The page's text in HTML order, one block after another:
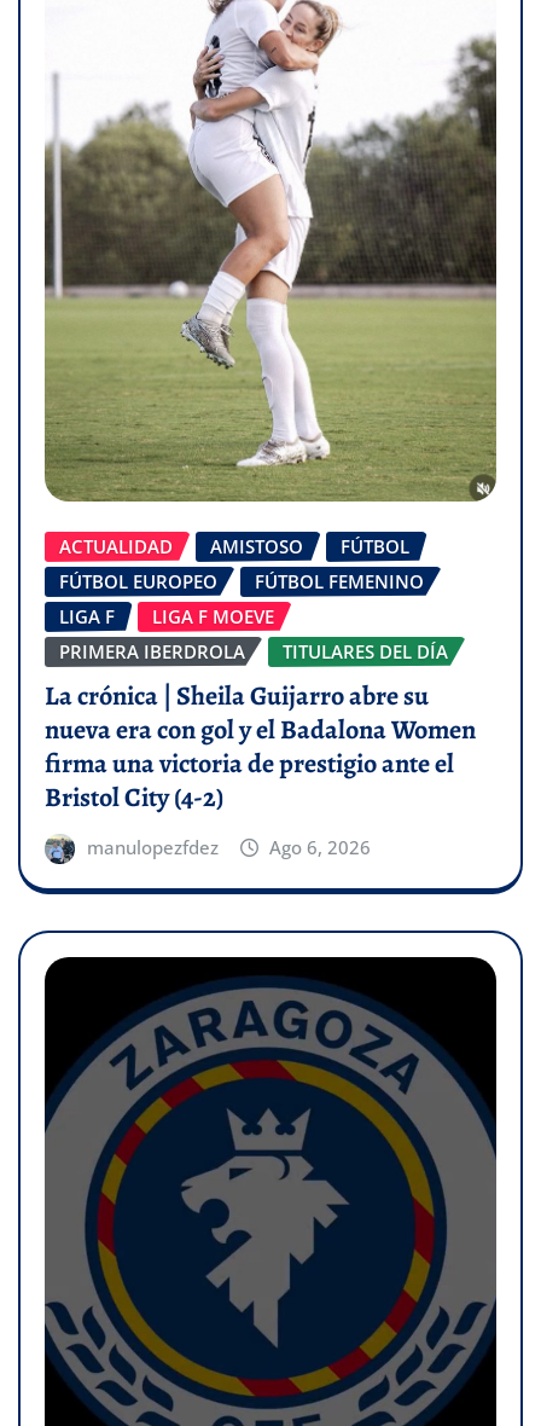
ACTUALIDAD AMISTOSO
FÚTBOL
FÚTBOL EUROPEO
FÚTBOL FEMENINO
LIGA F
LIGA F MOEVE
PRIMERA IBERDROLA
TITULARES DEL DÍA
La crónica | Sheila Guijarro abre su
nueva era con gol y el Badalona Women
firma una victoria de prestigio ante el
Bristol City (4-2)
manulopezfdez Ago 6, 2026